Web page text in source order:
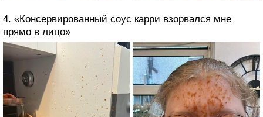
4. «Консервированный соус карри взорвался мне
прямо в лицо»